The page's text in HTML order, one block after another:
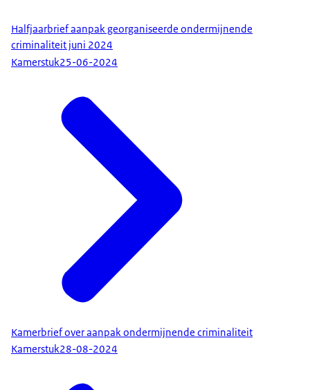
ccv.nl - vastgoedcriminaliteit Centrum voor
Criminaliteitspreventie en Veiligheid (CCV)
Halfjaarbrief aanpak georganiseerde ondermijnende
criminaliteit juni 2024
Kamerstuk25-06-2024
Kamerbrief over aanpak ondermijnende criminaliteit
Kamerstuk28-08-2024